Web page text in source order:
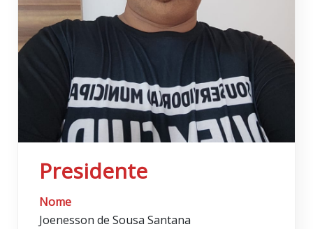
Presidente
Nome
Joenesson de Sousa Santana